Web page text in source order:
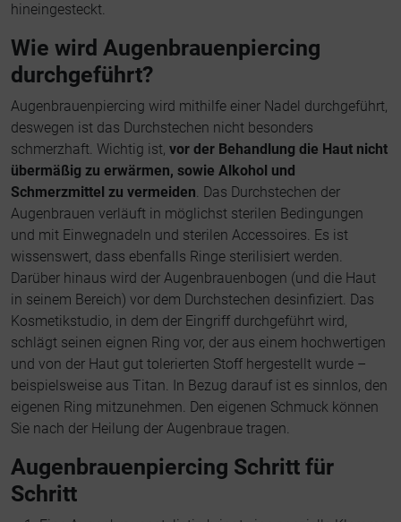
hineingesteckt.
Wie wird Augenbrauenpiercing
durchgeführt?
Augenbrauenpiercing wird mithilfe einer Nadel durchgeführt,
deswegen ist das Durchstechen nicht besonders
schmerzhaft. Wichtig ist, vor der Behandlung die Haut nicht
übermäßig zu erwärmen, sowie Alkohol und
Schmerzmittel zu vermeiden. Das Durchstechen der
Augenbrauen verläuft in möglichst sterilen Bedingungen
und mit Einwegnadeln und sterilen Accessoires. Es ist
wissenswert, dass ebenfalls Ringe sterilisiert werden.
Darüber hinaus wird der Augenbrauenbogen (und die Haut
in seinem Bereich) vor dem Durchstechen desinfiziert. Das
Kosmetikstudio, in dem der Eingriff durchgeführt wird,
schlägt seinen eignen Ring vor, der aus einem hochwertigen
und von der Haut gut tolerierten Stoff hergestellt wurde –
beispielsweise aus Titan. In Bezug darauf ist es sinnlos, den
eigenen Ring mitzunehmen. Den eigenen Schmuck können
Sie nach der Heilung der Augenbraue tragen.
Augenbrauenpiercing Schritt für
Schritt